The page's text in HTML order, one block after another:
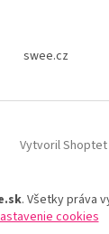
swee.cz
Vytvoril Shoptet
. Všetky práva
cookies